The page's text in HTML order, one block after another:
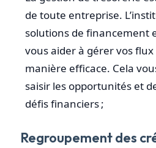
de toute entreprise.
solutions de financement
vous aider à gérer vos
manière efficace. Cela
saisir les opportunités et
défis financiers ;
Regroupement des